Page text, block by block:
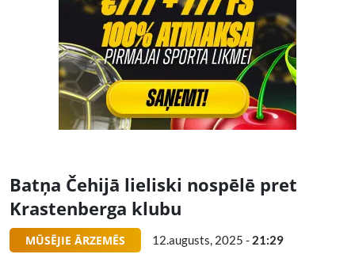
Batņa Čehijā lieliski nospēlē pret
Krastenberga klubu
MŪSĒJIE ĀRZEMĒS 12.augusts, 2025 - 21:29